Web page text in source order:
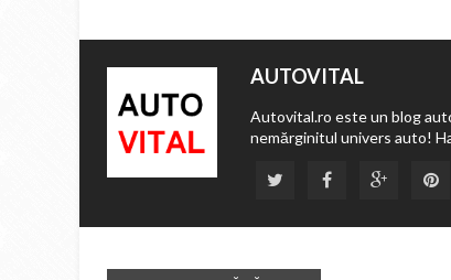
AUTOVITAL
Autovital.ro este un blog
nemărginitul univers auto!